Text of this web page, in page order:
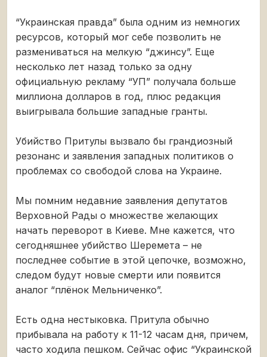
“Украинская правда” была одним из немногих
ресурсов, который мог себе позволить не
размениваться на мелкую “джинсу”. Еще
несколько лет назад только за одну
официальную рекламу “УП” получала больше
миллиона долларов в год, плюс редакция
выигрывала большие западные гранты.
Убийство Притулы вызвало бы грандиозный
резонанс и заявления западных политиков о
проблемах со свободой слова на Украине.
Мы помним недавние заявления депутатов
Верховной Рады о множестве желающих
начать переворот в Киеве. Мне кажется, что
сегодняшнее убийство Шеремета – не
последнее событие в этой цепочке, возможно,
следом будут новые смерти или появится
аналог “плёнок Мельниченко”.
Есть одна нестыковка. Притула обычно
прибывала на работу к 11-12 часам дня, причем,
часто ходила пешком. Сейчас офис “Украинской